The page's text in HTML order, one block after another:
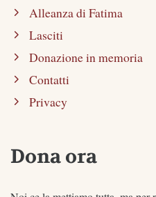
Alleanza di Fatima
Lasciti
Donazione in memoria
Contatti
Privacy
Dona ora